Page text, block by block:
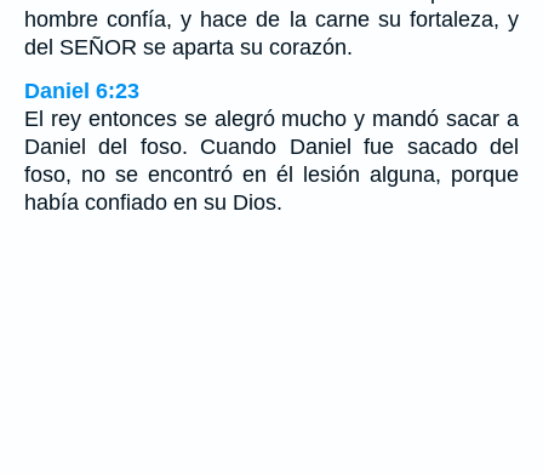
hombre confía, y hace de la carne su fortaleza, y
del SEÑOR se aparta su corazón.
Daniel 6:23
El rey entonces se alegró mucho y mandó sacar a
Daniel del foso. Cuando Daniel fue sacado del
foso, no se encontró en él lesión alguna, porque
había confiado en su Dios.